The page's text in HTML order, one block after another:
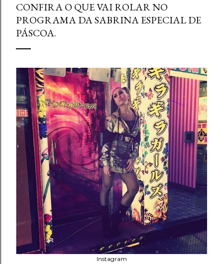
CONFIRA O QUE VAI ROLAR NO
PROGRAMA DA SABRINA ESPECIAL DE
PÁSCOA.
Instagram